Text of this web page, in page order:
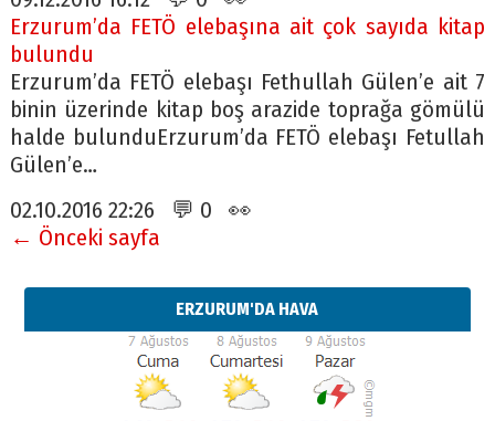
Erzurum’da FETÖ elebaşına ait çok sayıda kitap
bulundu
Erzurum’da FETÖ elebaşı Fethullah Gülen’e ait 7
binin üzerinde kitap boş arazide toprağa gömülü
halde bulunduErzurum’da FETÖ elebaşı Fetullah
Gülen’e…
02.10.2016 22:26 💬 0 👀
← Önceki sayfa
ERZURUM'DA HAVA